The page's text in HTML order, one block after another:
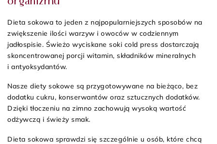
Dieta sokowa to jeden z najpopularniejszych sposobów na
zwiększenie ilości warzyw i owoców w codziennym
jadłospisie. Świeżo wyciskane soki cold press dostarczają
skoncentrowanej porcji witamin, składników mineralnych
i antyoksydantów.
Nasze diety sokowe są przygotowywane na bieżąco, bez
dodatku cukru, konserwantów oraz sztucznych dodatków.
Dzięki tłoczeniu na zimno zachowują wysoką wartość
odżywczą i świeży smak.
Dieta sokowa sprawdzi się szczególnie u osób, które chcą